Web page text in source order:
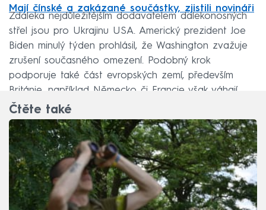
Mají čínské a zakázané součástky, zjistili novináři
Zdaleka nejdůležitějším dodavatelem dalekonosných
střel jsou pro Ukrajinu USA. Americký prezident Joe
Biden minulý týden prohlásil, že Washington zvažuje
zrušení současného omezení. Podobný krok
podporuje také část evropských zemí, především
Británie, například Německo či Francie však váhají.
Čtěte také